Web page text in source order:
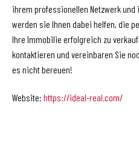
ihrem professionellen Netzwerk
werden sie Ihnen dabei helfen, die
Ihre Immobilie erfolgreich zu
kontaktieren und vereinbaren Sie
es nicht bereuen!
Website: https://ideal-real.com/